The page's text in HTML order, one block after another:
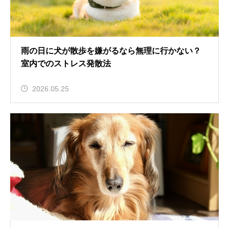
雨の日に犬が散歩を嫌がるなら無理に行かない？
室内でのストレス発散法
2026.05.25